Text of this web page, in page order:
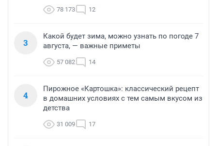
78 173 12
3
Какой будет зима, можно узнать по погоде 7
августа, — важные приметы
57 082 14
4
Пирожное «Картошка»: классический рецепт
в домашних условиях с тем самым вкусом из
детства
31 009 17